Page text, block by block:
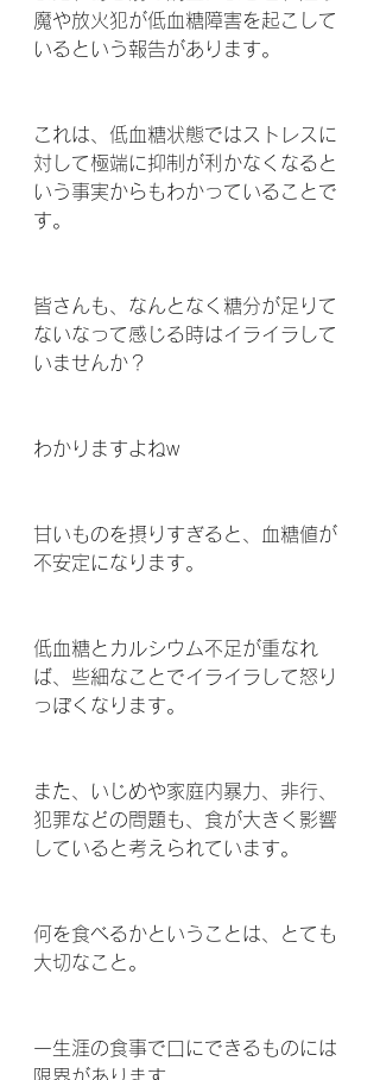
魔や放火犯が低血糖障害を起こして
いるという報告があります。
これは、低血糖状態ではストレスに
対して極端に抑制が利かなくなると
いう事実からもわかっていることで
す。
皆さんも、なんとなく糖分が足りて
ないなって感じる時はイライラして
いませんか？
わかりますよねw
甘いものを摂りすぎると、血糖値が
不安定になります。
低血糖とカルシウム不足が重なれ
ば、些細なことでイライラして怒り
っぽくなります。
また、いじめや家庭内暴力、非行、
犯罪などの問題も、食が大きく影響
していると考えられています。
何を食べるかということは、とても
大切なこと。
一生涯の食事で口にできるものには